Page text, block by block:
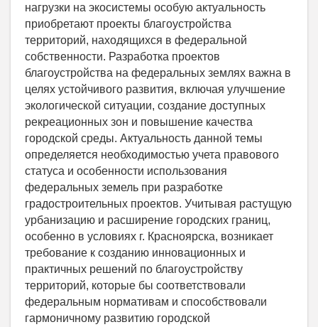
нагрузки на экосистемы особую актуальность
приобретают проекты благоустройства
территорий, находящихся в федеральной
собственности. Разработка проектов
благоустройства на федеральных землях важна в
целях устойчивого развития, включая улучшение
экологической ситуации, создание доступных
рекреационных зон и повышение качества
городской среды. Актуальность данной темы
определяется необходимостью учета правового
статуса и особенности использования
федеральных земель при разработке
градостроительных проектов. Учитывая растущую
урбанизацию и расширение городских границ,
особенно в условиях г. Красноярска, возникает
требование к созданию инновационных и
практичных решений по благоустройству
территорий, которые бы соответствовали
федеральным нормативам и способствовали
гармоничному развитию городской